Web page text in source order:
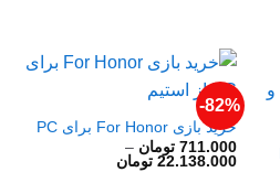
82%-
خرید بازی For Honor برای PC
711.000 تومان –
22.138.000 تومانمحدوده